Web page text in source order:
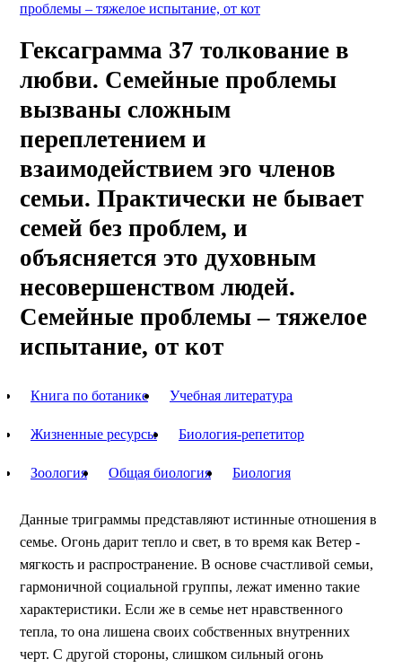
проблемы – тяжелое испытание, от кот
Гексаграмма 37 толкование в
любви. Семейные проблемы
вызваны сложным
переплетением и
взаимодействием эго членов
семьи. Практически не бывает
семей без проблем, и
объясняется это духовным
несовершенством людей.
Семейные проблемы – тяжелое
испытание, от кот
Книга по ботанике Учебная литература
Жизненные ресурсы Биология-репетитор
Зоология Общая биология Биология
Данные триграммы представляют истинные отношения в
семье. Огонь дарит тепло и свет, в то время как Ветер -
мягкость и распространение. В основе счастливой семьи,
гармоничной социальной группы, лежат именно такие
характеристики. Если же в семье нет нравственного
тепла, то она лишена своих собственных внутренних
черт. С другой стороны, слишком сильный огонь